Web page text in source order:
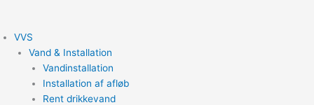
indholdet
VVS
Vand & Installation
Vandinstallation
Installation af afløb
Rent drikkevand